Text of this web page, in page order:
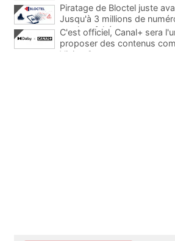
Piratage de Bloctel juste
Jusqu'à 3 millions de
auraient fuité
C'est officiel, Canal+ sera
proposer des contenus
Vision 2